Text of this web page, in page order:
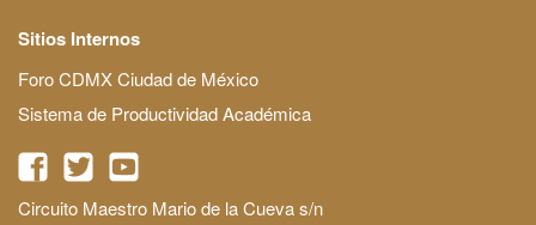
Sitios Internos
Foro CDMX Ciudad de México
Sistema de Productividad Académica
Circuito Maestro Mario de la Cueva s/n